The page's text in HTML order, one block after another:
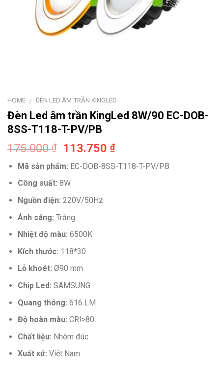
HOME / ĐÈN LED ÂM TRẦN KINGLED
Đèn Led âm trần KingLed 8W/90 EC-DOB-
8SS-T118-T-PV/PB
175.000₫
Original
price
was:
175.000 ₫.
113.750₫Current
price
is:
Mã sản phẩm: EC-DOB-8SS-T118-T-PV/PB
Công suất: 8W
Nguồn điện: 220V/50Hz
Ánh sáng: Trắng
Nhiệt độ màu: 6500K
Kích thước: 118*30
Lỗ khoét: Ø90 mm
Chip Led: SAMSUNG
Quang thông: 616 LM
Độ hoàn màu: CRI>80
Chất liệu: Nhôm đúc
Xuất xứ: Việt Nam